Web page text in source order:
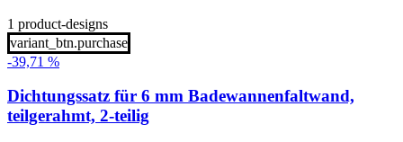
1 product-designs
variant_btn.purchase
-39,71 %
Dichtungssatz für 6 mm Badewannenfaltwand,
teilgerahmt, 2-teilig